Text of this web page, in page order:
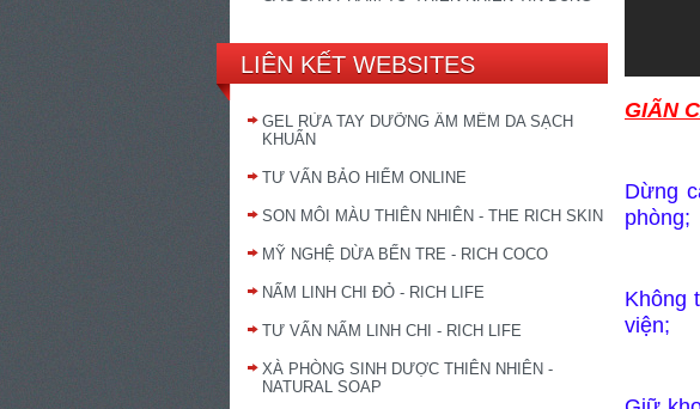
LIÊN KẾT WEBSITES
GEL RỬA TAY DƯỠNG ẨM MỀM DA SẠCH
KHUẨN
TƯ VẤN BẢO HIỂM ONLINE
SON MÔI MÀU THIÊN NHIÊN - THE RICH SKIN
MỸ NGHỆ DỪA BẾN TRE - RICH COCO
NẤM LINH CHI ĐỎ - RICH LIFE
TƯ VẤN NẤM LINH CHI - RICH LIFE
XÀ PHÒNG SINH DƯỢC THIÊN NHIÊN -
NATURAL SOAP
GIÃN
Dừng
phòng;
Không
viện;